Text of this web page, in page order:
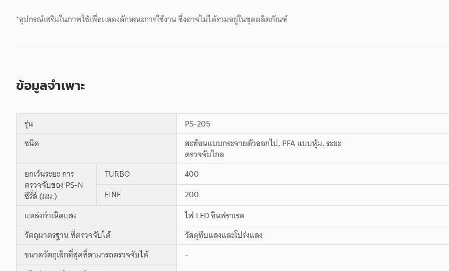
*อุปกรณ์เสริมในภาพใช้เพื่อแสดงลักษณะการใช้งาน ซึ่งอาจไม่ได้รวมอยู่ในชุดผลิตภัณฑ์
ข้อมูลจำเพาะ
รุ่น
PS-205
ชนิด
สะท้อนแบบกระจายตัวออกไป, PFA แบบหุ้ม, ระยะ
ตรวจจับไกล
ยกเว้นระยะ การ
ตรวจจับของ PS-N
ซีรี่ส์ (มม.)
TURBO
400
FINE
200
แหล่งกำเนิดแสง
ไฟ LED อินฟราเรด
วัตถุมาตรฐาน ที่ตรวจจับได้
วัสดุทึบแสงและโปร่งแสง
ขนาดวัตถุเล็กที่สุดที่สามารถตรวจจับได้
-